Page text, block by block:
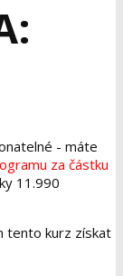
- máte
za částku
11.990
tento kurz získat